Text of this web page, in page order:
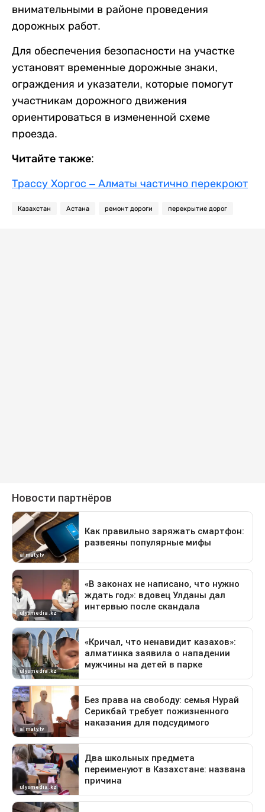
внимательными в районе проведения
дорожных работ.
Для обеспечения безопасности на участке
установят временные дорожные знаки,
ограждения и указатели, которые помогут
участникам дорожного движения
ориентироваться в измененной схеме
проезда.
Читайте также:
Трассу Хоргос – Алматы частично перекроют
Казахстан Астана ремонт дороги перекрытие дорог